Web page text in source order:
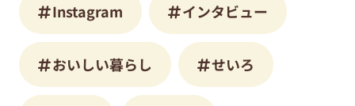
Instagram インタビュー
おいしい暮らし せいろ